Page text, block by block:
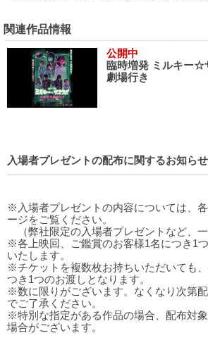
関連作品情報
公開中
臨時増発 ミルキー☆
劇場行き
入場者プレゼントの配布に関するお知らせ
※入場者プレゼントの内容については、
ージをご覧ください。
（弊社限定の入場者プレゼントなど、一
※各上映回、ご鑑賞のお客様1名につき1
いたします。
※チケットを複数枚お持ちいただいても
つき1つのお渡しとなります。
※数に限りがございます。なくなり次第
でご了承ください。
※特別な指定がある作品の場合、配布対
場合がございます。